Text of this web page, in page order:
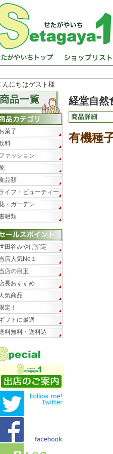
んにちはゲスト様
経堂自然
有機種
菓子
料
ァッション
品類
イフ・ビューティー
・ガーデン
籍類
田谷みやげ指定
店人気No１
店の目玉
長おすすめ
人気商品
定！
フトに最適
料無料・送料込